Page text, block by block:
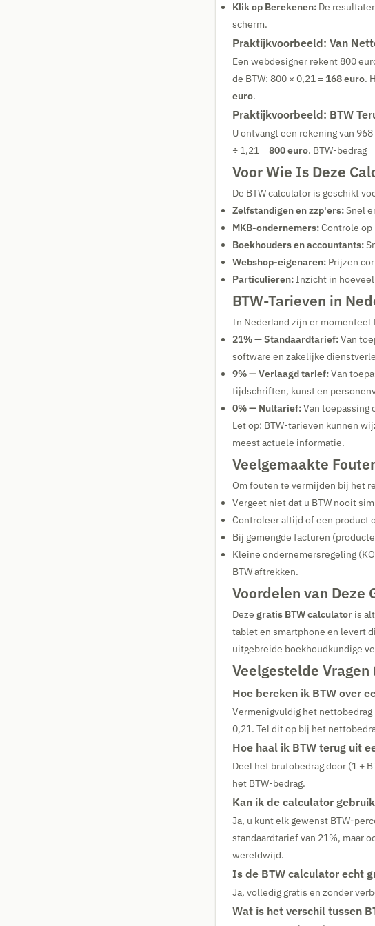
Klik op Berekenen: De
scherm.
Praktijkvoorbeeld: Van
Een webdesigner rekent 800
de BTW: 800 × 0,21 = 168 euro.
euro.
Praktijkvoorbeeld: BTW
U ontvangt een rekening van
÷ 1,21 =800 euro. BTW-bedrag
Voor Wie Is Deze
De BTW calculator is geschikt
Zelfstandigen en zzp'ers:Snel
MKB-ondernemers:Controle op
Boekhouders en accountants:
Webshop-eigenaren: Prijzen
Particulieren:Inzicht in hoeveel
BTW-Tarieven in
In Nederland zijn er momenteel
21% — Standaardtarief:Van
software en zakelijke
9% — Verlaagd tarief:Van
tijdschriften, kunst en
0% — Nultarief:Van toepassing
Let op: BTW-tarieven kunnen
meest actuele informatie.
Veelgemaakte
Om fouten te vermijden bij het
Vergeet niet dat u BTW nooit
Controleer altijd of een product
Bij gemengde facturen
Kleine ondernemersregeling
BTW aftrekken.
Voordelen van Deze
Deze gratis BTW calculator is
tablet en smartphone en levert
uitgebreide boekhoudkundige
Veelgestelde Vragen
Hoe bereken ik BTW over
Vermenigvuldig het nettobedrag
0,21. Tel dit op bij het
Hoe haal ik BTW terug uit
Deel het brutobedrag door (1 +
het BTW-bedrag.
Kan ik de calculator
Ja, u kunt elk gewenst BTW-
standaardtarief van 21%, maar
wereldwijd.
Is de BTW calculator echt
Ja, volledig gratis en zonder
Wat is het verschil tussen